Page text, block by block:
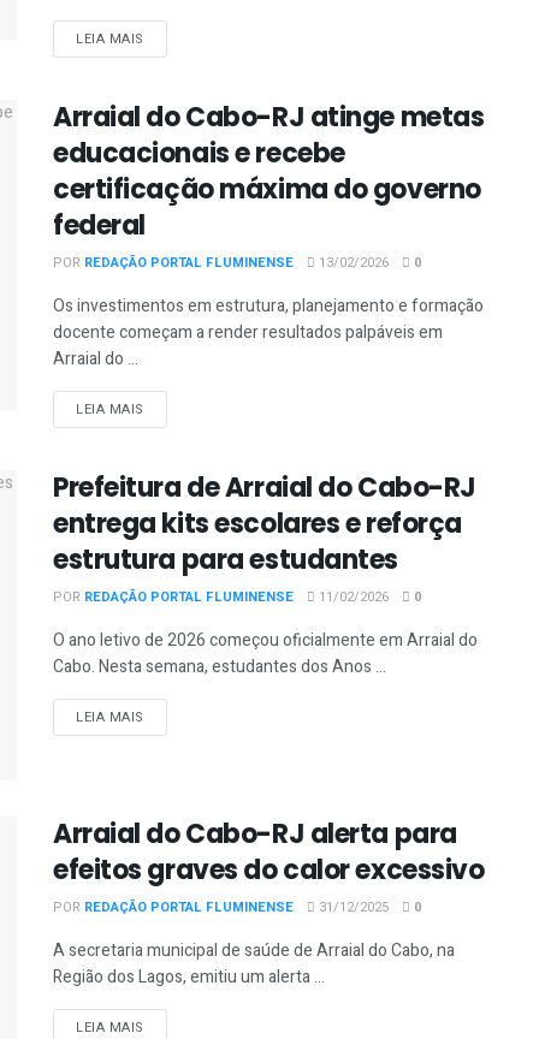
LEIA MAIS
Arraial do Cabo-RJ atinge metas
educacionais e recebe
certificação máxima do governo
federal
POR REDAÇÃO PORTAL FLUMINENSE 13/02/2026 0
Os investimentos em estrutura, planejamento e formação
docente começam a render resultados palpáveis em
Arraial do ...
LEIA MAIS
Prefeitura de Arraial do Cabo-RJ
entrega kits escolares e reforça
estrutura para estudantes
POR REDAÇÃO PORTAL FLUMINENSE 11/02/2026 0
O ano letivo de 2026 começou oficialmente em Arraial do
Cabo. Nesta semana, estudantes dos Anos ...
LEIA MAIS
Arraial do Cabo-RJ alerta para
efeitos graves do calor excessivo
POR REDAÇÃO PORTAL FLUMINENSE 31/12/2025 0
A secretaria municipal de saúde de Arraial do Cabo, na
Região dos Lagos, emitiu um alerta ...
LEIA MAIS